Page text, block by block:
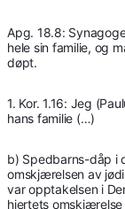
Apg. 18.8:
hele sin familie, og
døpt.
1. Kor. 1.16: Jeg
hans familie (…)
b) Spedbarns-dåp i
omskjærelsen av
var opptakelsen i
hjertets